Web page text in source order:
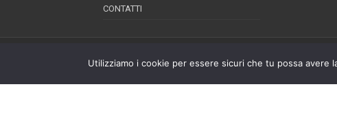
CONTATTI
Registrazione Tribunale di Pescara reg. speciale della
Utilizziamo i cookie per essere sicuri che tu possa